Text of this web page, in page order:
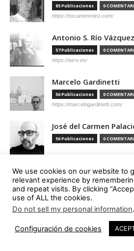
85 Publicaciones 0
https://oscartenreiro.com/
Antonio S. Río Vázquez
57 Publicaciones 0
https://asrv.es/
Marcelo Gardinetti
56 Publicaciones 0
https://marcelogardinetti.com/
José del Carmen
56 Publicaciones 0
Aldo G. Facho Dede
51 Publicaciones 0
http://urbanistas.lat/
Sergio de Miguel García
46 Publicaciones 0
http://www.hand-architecture.com/
We use cookies on our website to
relevant experience by
and repeat visits. By clicking
use of ALL the cookies.
Do not sell my personal information.
Configuración de cookies